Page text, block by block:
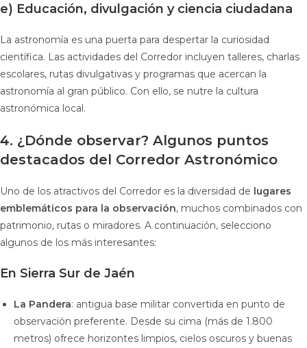
e) Educación, divulgación y ciencia ciudadana
La astronomía es una puerta para despertar la curiosidad
científica. Las actividades del Corredor incluyen talleres, charlas
escolares, rutas divulgativas y programas que acercan la
astronomía al gran público. Con ello, se nutre la cultura
astronómica local.
4. ¿Dónde observar? Algunos puntos
destacados del Corredor Astronómico
Uno de los atractivos del Corredor es la diversidad de lugares
emblemáticos para la observación, muchos combinados con
patrimonio, rutas o miradores. A continuación, selecciono
algunos de los más interesantes:
En Sierra Sur de Jaén
La Pandera: antigua base militar convertida en punto de
observación preferente. Desde su cima (más de 1.800
metros) ofrece horizontes limpios, cielos oscuros y buenas